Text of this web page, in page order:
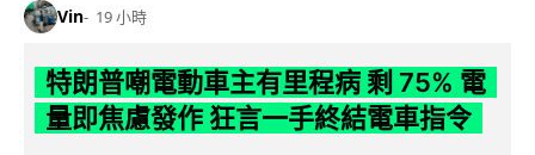
Vin 19 小時
特朗普嘲電動車主有里程病 剩 75% 電
量即焦慮發作 狂言一手終結電車指令